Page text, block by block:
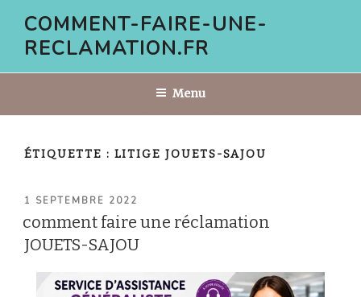
contenu
COMMENT-FAIRE-UNE-
RECLAMATION.FR
Menu
ÉTIQUETTE : LITIGE JOUETS-SAJOU
PUBLIÉ
1 SEPTEMBRE 2022
comment faire une réclamation
JOUETS-SAJOU